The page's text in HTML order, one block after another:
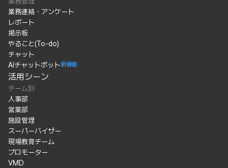
業務連絡・アンケート
レポート
掲示板
やること(To-do)
チャット
AIチャットボット新機能
活用シーン
チーム別
人事部
営業部
施設管理
スーパーバイザー
現場教育チーム
プロモーター
VMD